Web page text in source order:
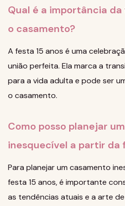
Qual é a importância da
o casamento?
A festa 15 anos é uma
união perfeita. Ela marca a
para a vida adulta e pode ser
o casamento.
Como posso planejar
inesquecível a partir da
Para planejar um casamento
festa 15 anos, é importante
as tendências atuais e a arte